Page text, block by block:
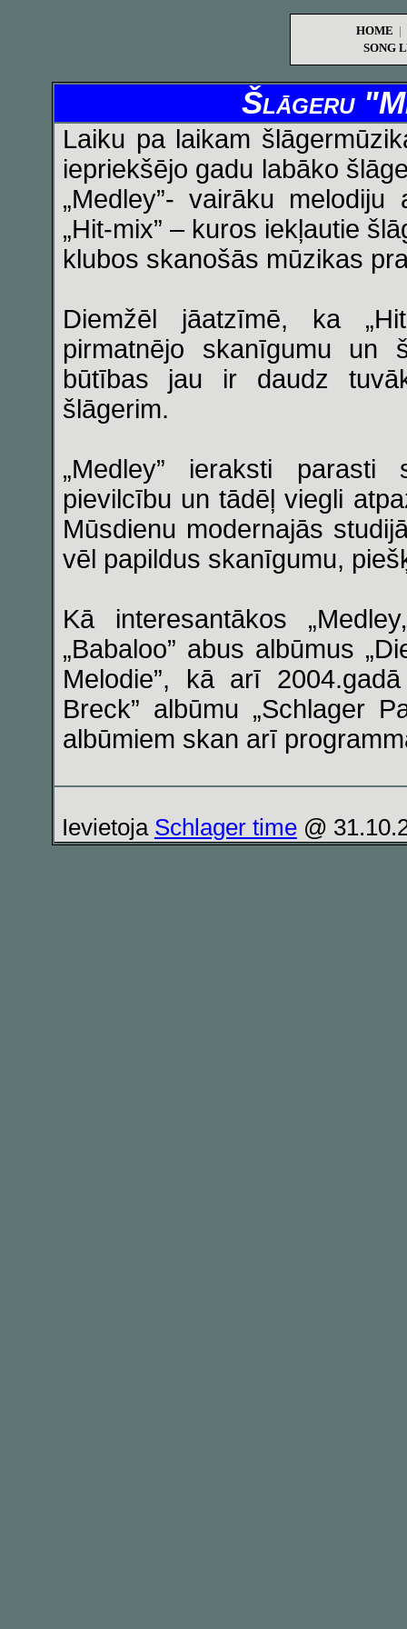
HOME |
SONG
Šlāgeru
Laiku pa laikam
iepriekšējo gadu labāko
„Medley”- vairāku
„Hit-mix” – kuros iekļautie
klubos skanošās mūzikas
Diemžēl jāatzīmē, ka
pirmatnējo skanīgumu
būtības jau ir daudz
šlāgerim.
„Medley” ieraksti parasti
pievilcību un tādēļ viegli
Mūsdienu modernajās
vēl papildus skanīgumu,
Kā interesantākos
„Babaloo” abus albūmus
Melodie”, kā arī
Breck” albūmu „Schlager
albūmiem skan arī
Ievietoja Schlager time@